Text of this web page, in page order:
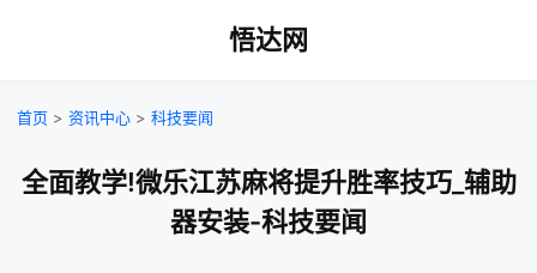
悟达网
首页 > 资讯中心 > 科技要闻
全面教学!微乐江苏麻将提升胜率技巧_辅助
器安装-科技要闻